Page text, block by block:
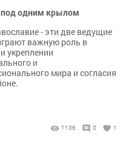
одним крылом
- эти две ведущие
важную роль в
укреплении
и
мира и согласия
1136 0 1